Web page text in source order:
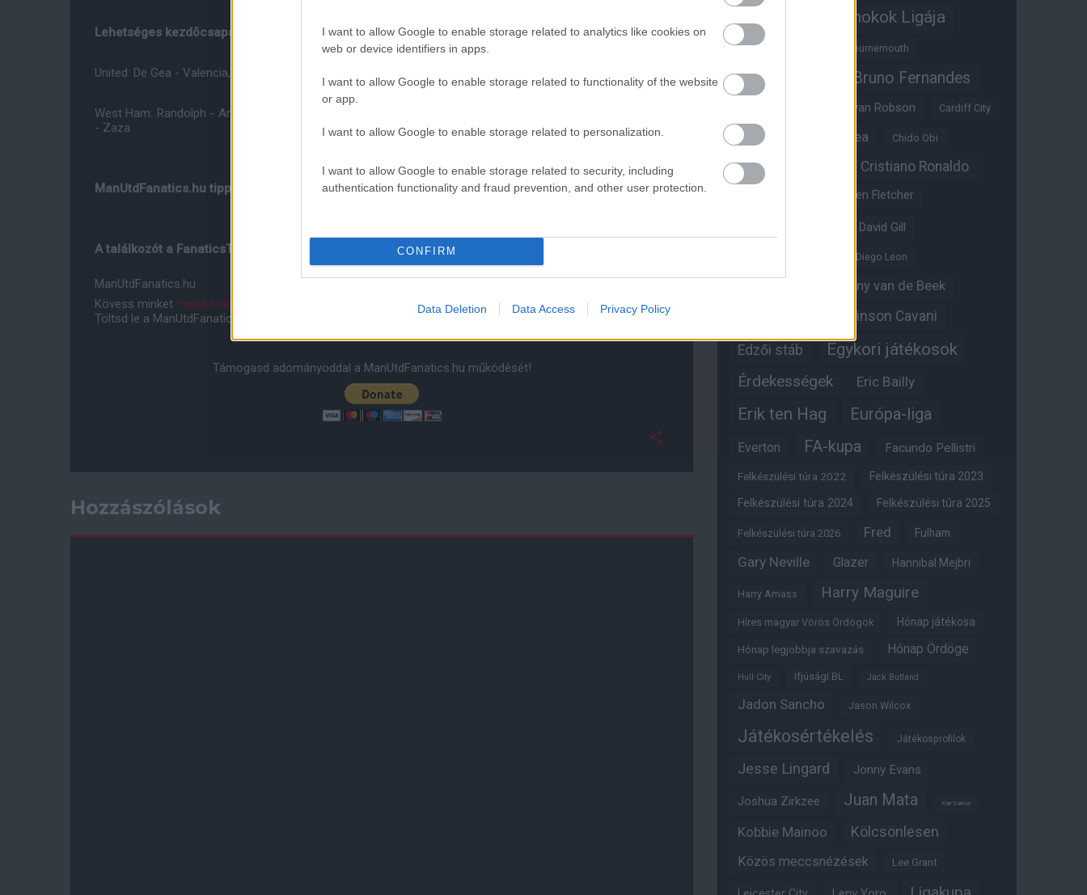
I want to allow Google to enable storage related to analytics like cookies on
web or device identifiers in apps.
I want to allow Google to enable storage related to functionality of the website
or app.
I want to allow Google to enable storage related to personalization.
I want to allow Google to enable storage related to security, including
authentication functionality and fraud prevention, and other user protection.
CONFIRM
Data Deletion Data Access Privacy Policy
Lehetséges kezdõcsapatok:
United: De Gea - Valencia, Jones, Blind, Shaw - Carrick, Herrera - Mkhitaryan, Mata, Martial - Ibrahimovic
West Ham: Randolph - Arbeloa, Ogbonna, Reid, Cresswell - Antonio, Noble, Nordtveit, Payet - Fernandes
- Zaza
ManUtdFanatics.hu tipp: 2-1
A találkozót a FanaticsTV-n és a Digisport 3-on ÉLÕben nézhetitek!
ManUtdFanatics.hu
Kövess minket Facebookon
Töltsd le a ManUtdFanatics.hu mobil applikációt
Támogasd adományoddal a ManUtdFanatics.hu működését!
Hozzászólások
Bajnokok Ligája
Benjamin Sesko Bournemouth
Brandon Williams Bruno Fernandes
Bryan Robson Cardiff City
Casemiro Chelsea Chido Obi
Christian Eriksen Cristiano Ronaldo
Darren Fletcher
David Gill
Diego Leon
Donny van de Beek
Edinson Cavani
Edzői stáb Egykori játékosok
Érdekességek Eric Bailly
Erik ten Hag Európa-liga
Everton FA-kupa Facundo Pellistri
Felkészülési túra 2022 Felkészülési túra 2023
Felkészülési túra 2024 Felkészülési túra 2025
Felkészülési túra 2026 Fred Fulham
Gary Neville Glazer Hannibal Mejbri
Harry Amass Harry Maguire
Híres magyar Vörös Ördögök Hónap játékosa
Hónap legjobbja szavazás Hónap Ördöge
Hull City Ifjúsági BL Jack Butland
Jadon Sancho Jason Wilcox
Játékosértékelés Játékosprofilok
Jesse Lingard Jonny Evans
Joshua Zirkzee Juan Mata Karl Darlow
Kobbie Mainoo Kölcsönlesen
Közös meccsnézések Lee Grant